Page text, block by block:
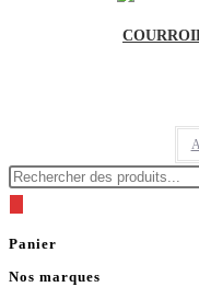
Recherche
Panier
Nos marques